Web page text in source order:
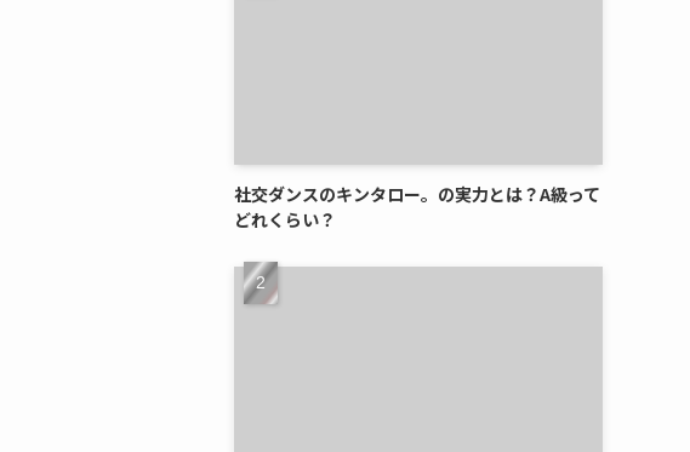
社交ダンスのキンタロー。の実力とは？A級って
どれくらい？